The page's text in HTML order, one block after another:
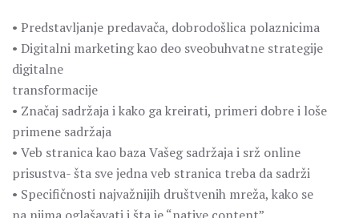
• Predstavljanje predavača, dobrodošlica polaznicima
• Digitalni marketing kao deo sveobuhvatne strategije
digitalne
transformacije
• Značaj sadržaja i kako ga kreirati, primeri dobre i loše
primene sadržaja
• Veb stranica kao baza Vašeg sadržaja i srž online
prisustva- šta sve jedna veb stranica treba da sadrži
• Specifičnosti najvažnijih društvenih mreža, kako se